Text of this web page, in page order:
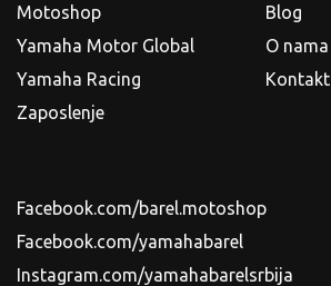
Motoshop
Yamaha Motor Global
Yamaha Racing
Zaposlenje
Blog
O nama
Kontakt
Facebook.com/barel.motoshop
Facebook.com/yamahabarel
Instagram.com/yamahabarelsrbija